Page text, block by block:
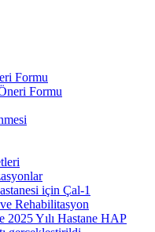
Formu
Formu
için Çal-1
Rehabilitasyon
2025 Yılı Hastane HAP